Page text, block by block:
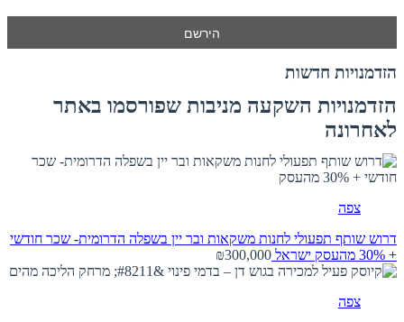
הזדמנויות חדשות
הזדמנויות השקעה מניבות שפורסמו באתר
לאחרונה
צפה
דרוש שותף תפעולי לחנות משקאות ובר יין בשפלה הדרומית- שכר חודשי
+ 30% מהעסק
ישראל ₪300,000
צפה